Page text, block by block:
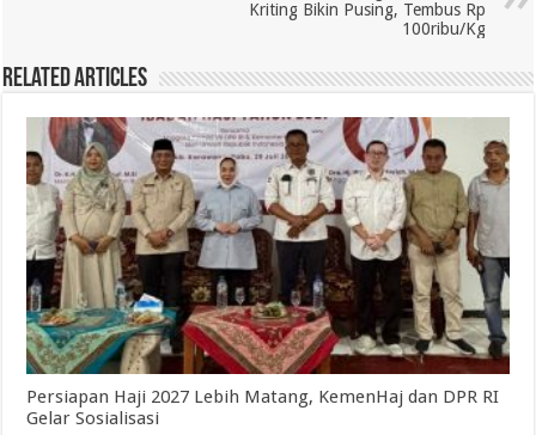
Kriting Bikin Pusing, Tembus Rp
100ribu/Kg
Related Articles
Persiapan Haji 2027 Lebih Matang, KemenHaj dan DPR RI
Gelar Sosialisasi